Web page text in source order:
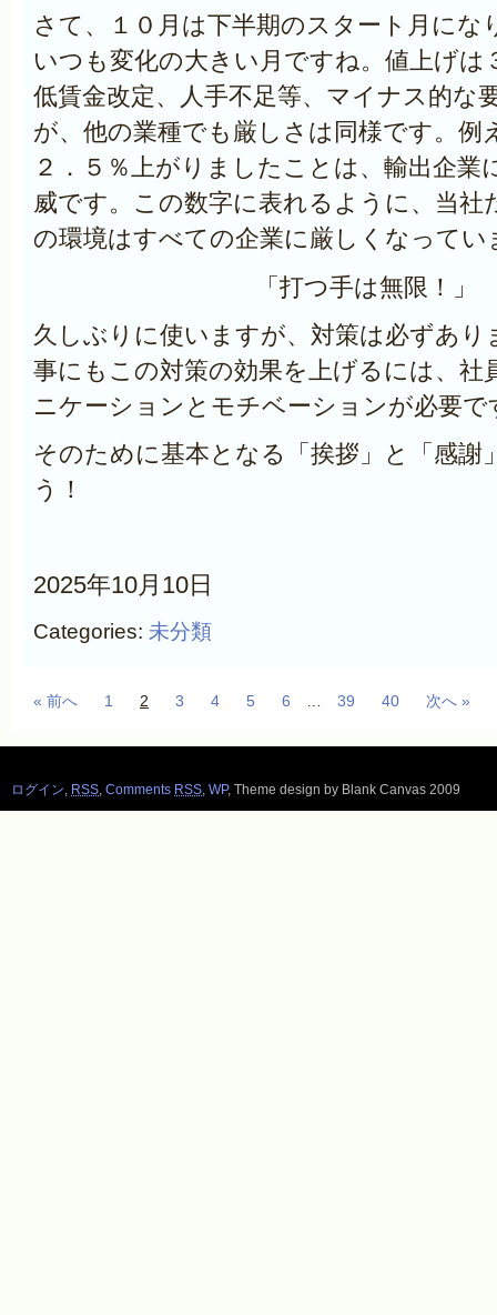
さて、１０月は下半期のスタート月にな
いつも変化の大きい月ですね。値上げは
低賃金改定、人手不足等、マイナス的な
が、他の業種でも厳しさは同様です。例
２．５％上がりましたことは、輸出企業
威です。この数字に表れるように、当社
の環境はすべての企業に厳しくなってい
「打つ手は無限！」
久しぶりに使いますが、対策は必ずあり
事にもこの対策の効果を上げるには、社
ニケーションとモチベーションが必要で
そのために基本となる「挨拶」と「感謝
う！
2025年10月10日
Categories: 未分類
« 前へ 1 2 3 4 5 6 39 40 次へ »
ログイン, RSS, Comments RSS, WP, Theme design by Blank Canvas 2009